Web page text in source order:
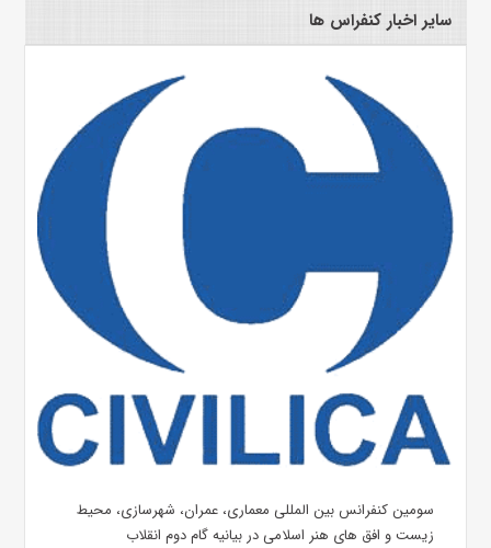
سایر اخبار کنفراس ها
سومین کنفرانس بین المللی معماری، عمران، شهرسازی، محیط
زیست و افق های هنر اسلامی در بیانیه گام دوم انقلاب